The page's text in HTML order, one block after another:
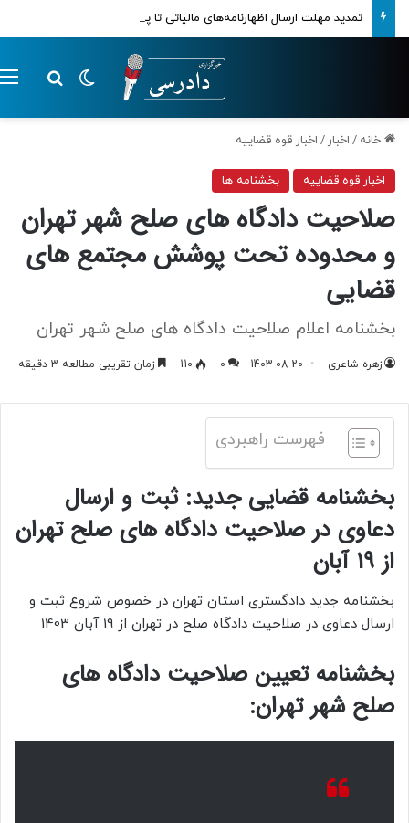
تمدید مهلت ارسال اظهارنامه‌های مالیاتی تا پایان تابستان 1405
تغییر پوسته
خانه / اخبار / اخبار قوه قضاییه
اخبار قوه قضاییه بخشنامه ها
صلاحیت دادگاه های صلح شهر تهران
و محدوده تحت پوشش مجتمع های
قضایی
بخشنامه اعلام صلاحیت دادگاه های صلح شهر تهران
زهره شاعری 1403-08-20
0
110 زمان تقریبی مطالعه 3 دقیقه
فهرست راهبردی
بخشنامه قضایی جدید: ثبت و ارسال
دعاوی در صلاحیت دادگاه های صلح تهران
از 19 آبان
بخشنامه جدید دادگستری استان تهران در خصوص شروع ثبت و
ارسال دعاوی در صلاحیت دادگاه صلح در تهران از 19 آبان 1403
بخشنامه تعیین صلاحیت دادگاه های
صلح شهر تهران: